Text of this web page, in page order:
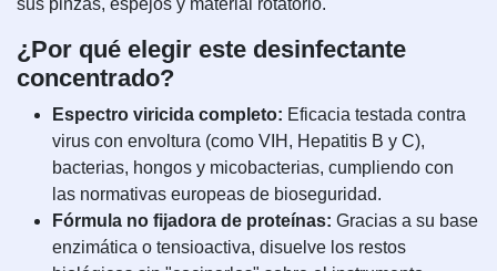
sus pinzas, espejos y material rotatorio.
¿Por qué elegir este desinfectante
concentrado?
Espectro viricida completo: Eficacia testada contra
virus con envoltura (como VIH, Hepatitis B y C),
bacterias, hongos y micobacterias, cumpliendo con
las normativas europeas de bioseguridad.
Fórmula no fijadora de proteínas: Gracias a su base
enzimática o tensioactiva, disuelve los restos